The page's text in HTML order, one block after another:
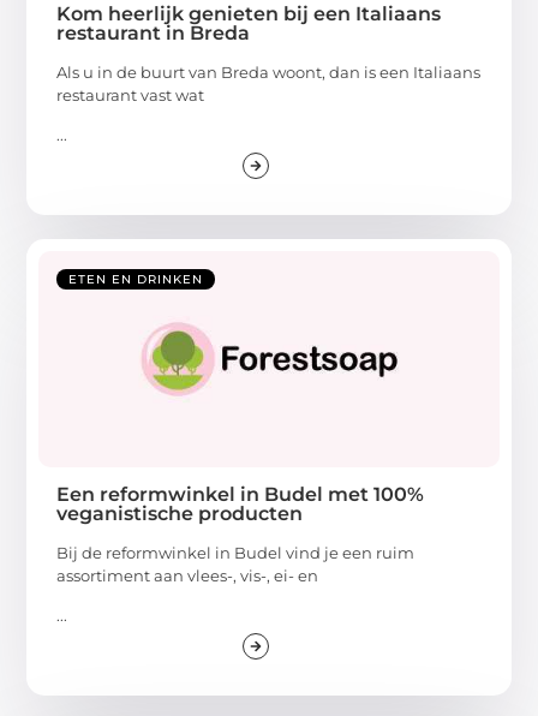
Kom heerlijk genieten bij een Italiaans
restaurant in Breda
Als u in de buurt van Breda woont, dan is een Italiaans
restaurant vast wat
...
ETEN EN DRINKEN
Een reformwinkel in Budel met 100%
veganistische producten
Bij de reformwinkel in Budel vind je een ruim
assortiment aan vlees-, vis-, ei- en
...